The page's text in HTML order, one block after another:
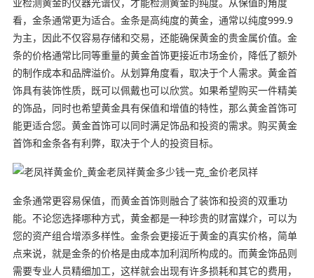
看，金条通常更为适合。金条是高纯度的黄金，通常以纯度999.9
为主，因此不仅容易存储和交易，还能确保黄金的贵金属价值。金
条的价格通常比同等重量的黄金首饰更接近市场金价，降低了额外
的制作成本和品牌溢价。从划算角度看，取决于个人需求。黄金首
饰具有装饰性质，既可以佩戴也可以欣赏。如果希望购买一件精美
的饰品，同时也希望黄金具有保值和增值的特性，那么黄金首饰可
能更适合您。黄金首饰可以同时满足饰品和投资的需求。购买黄金
首饰和金条各有利弊，取决于个人的投资目标。
金条通常更容易保值，而黄金首饰则融合了装饰和投资的双重功
能。不论您选择哪种方式，黄金都是一种珍贵的财富媒介，可以为
您的资产组合增添多样性。金条会更接近于黄金的真实价格，简单
点来说，就是金条的价格是由成本加利润所构成的。而黄金饰品则
需要专业人员精细加工，这样就会出现有许多损耗和其它的费用，